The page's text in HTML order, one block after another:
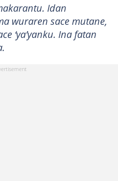
Idan
wuraren sace mutane,
‘ya’yanku. Ina fatan